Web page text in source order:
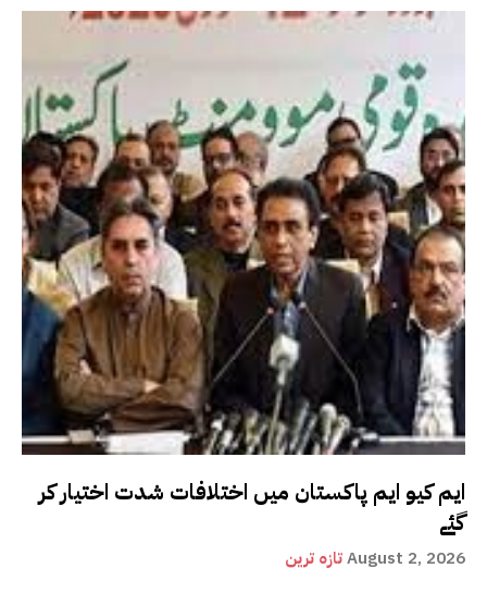
ایم کیو ایم پاکستان میں اختلافات شدت اختیار کر
گئے
تازہ ترینAugust 2, 2026